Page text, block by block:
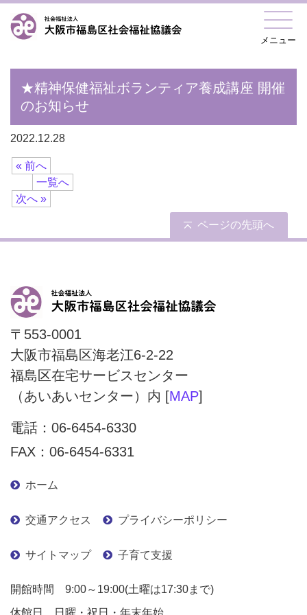
メニュー
★精神保健福祉ボランティア養成講座 開催
のお知らせ
2022.12.28
« 前へ
一覧へ
次へ »
ページの先頭へ
〒553-0001
大阪市福島区海老江6-2-22
福島区在宅サービスセンター
（あいあいセンター）内 [MAP]
電話： 06-6454-6330
FAX：06-6454-6331
ホーム
交通アクセス プライバシーポリシー
サイトマップ 子育て支援
開館時間 9:00～19:00(土曜は17:30まで)
休館日 日曜・祝日・年末年始